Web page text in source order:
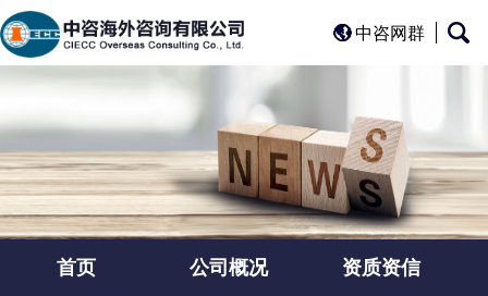
中咨网群
首页 公司概况
资质资信